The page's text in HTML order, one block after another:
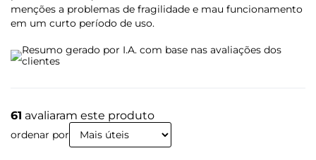
Driver dos Alto-falantes de 9.4mm
Entrada USB-C
menções a problemas de fragilidade e mau funcionamento
em um curto período de uso.
Resumo gerado por I.A. com base nas avaliações dos
clientes
61 avaliaram este produto
ordenar por